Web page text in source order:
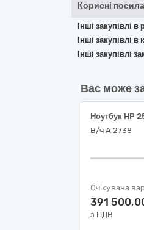
Корисні
Інші закупівлі
Інші закупівлі
Інші закупівлі
Вас може
Ноутбук HP
В/ч А 2738
Очікувана
391
з ПДВ